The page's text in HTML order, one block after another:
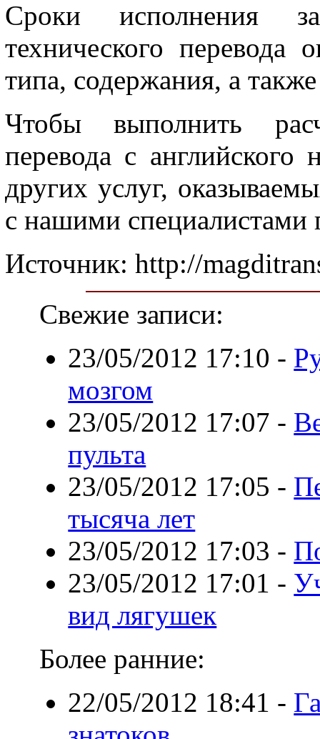
Сроки исполнения
технического перевода
типа, содержания, а
Чтобы выполнить
перевода с английского
других услуг,
с нашими специалистами
Источник: http://
Свежие записи:
23/05/2012 17:10 -
мозгом
23/05/2012 17:07 -
пульта
23/05/2012 17:05 -
тысяча лет
23/05/2012 17:03 -
23/05/2012 17:01 -
вид лягушек
Более ранние:
22/05/2012 18:41 -